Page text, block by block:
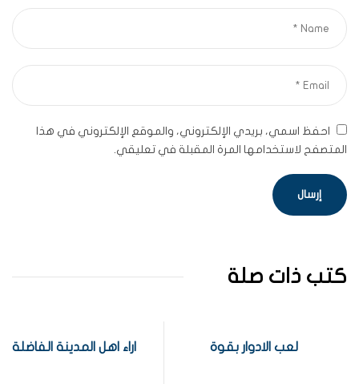
احفظ اسمي، بريدي الإلكتروني، والموقع الإلكتروني في هذا
المتصفح لاستخدامها المرة المقبلة في تعليقي.
كتب ذات صلة
لعب الادوار بقوة اراء اهل المدينة الفاضلة